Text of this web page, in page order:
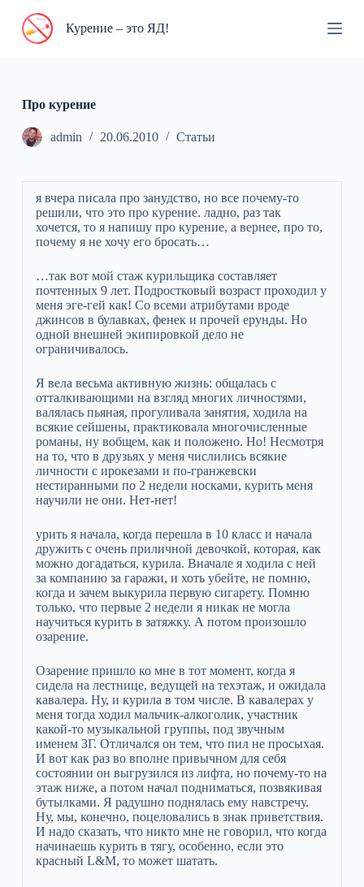
П
и
Курение – это ЯД!
Про курение
admin 20.06.2010 Статьи
я вчера писала про занудство, но все почему-то
решили, что это про курение. ладно, раз так
хочется, то я напишу про курение, а вернее, про то,
почему я не хочу его бросать…
…так вот мой стаж курильщика составляет
почтенных 9 лет. Подростковый возраст проходил у
меня эге-гей как! Со всеми атрибутами вроде
джинсов в булавках, фенек и прочей ерунды. Но
одной внешней экипировкой дело не
ограничивалось.
Я вела весьма активную жизнь: общалась с
отталкивающими на взгляд многих личностями,
валялась пьяная, прогуливала занятия, ходила на
всякие сейшены, практиковала многочисленные
романы, ну вобщем, как и положено. Но! Несмотря
на то, что в друзьях у меня числились всякие
личности с ирокезами и по-гранжевски
нестиранными по 2 недели носками, курить меня
научили не они. Нет-нет!
урить я начала, когда перешла в 10 класс и начала
дружить с очень приличной девочкой, которая, как
можно догадаться, курила. Вначале я ходила с ней
за компанию за гаражи, и хоть убейте, не помню,
когда и зачем выкурила первую сигарету. Помню
только, что первые 2 недели я никак не могла
научиться курить в затяжку. А потом произошло
озарение.
Озарение пришло ко мне в тот момент, когда я
сидела на лестнице, ведущей на техэтаж, и ожидала
кавалера. Ну, и курила в том числе. В кавалерах у
меня тогда ходил мальчик-алкоголик, участник
какой-то музыкальной группы, под звучным
именем ЗГ. Отличался он тем, что пил не просыхая.
И вот как раз во вполне привычном для себя
состоянии он выгрузился из лифта, но почему-то на
этаж ниже, а потом начал подниматься, позвякивая
бутылками. Я радушно поднялась ему навстречу.
Ну, мы, конечно, поцеловались в знак приветствия.
И надо сказать, что никто мне не говорил, что когда
начинаешь курить в тягу, особенно, если это
красный L&M, то может шатать.